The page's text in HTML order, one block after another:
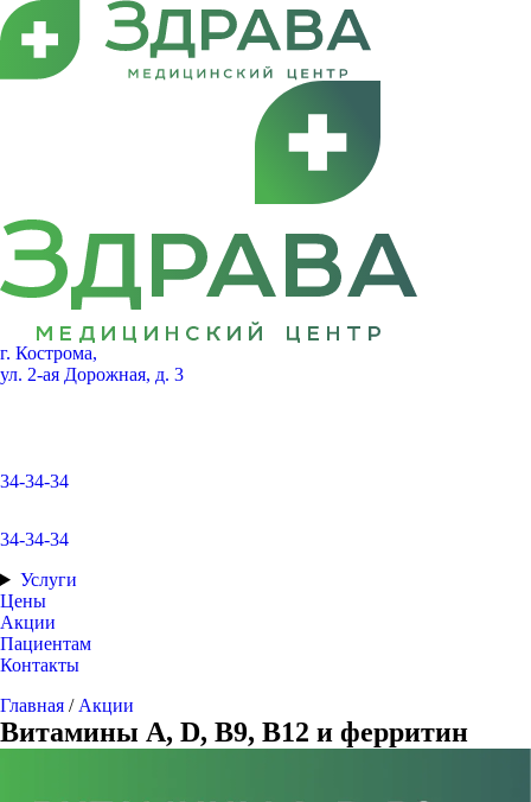
г. Кострома,
ул. 2-ая Дорожная, д. 3
34-34-34
34-34-34
Услуги
Цены
Акции
Пациентам
Контакты
Главная / Акции
Витамины A, D, B9, B12 и ферритин